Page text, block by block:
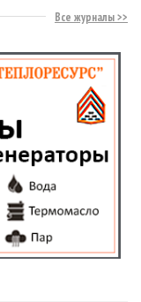
Все журналы